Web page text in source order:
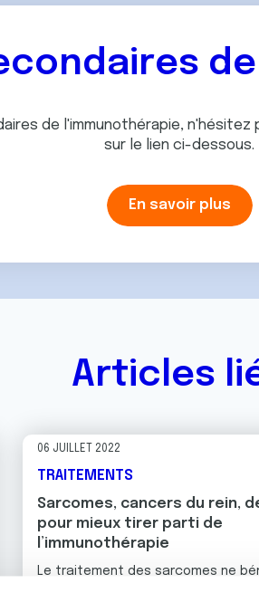
de l'immunothérapie,
sur le lien ci-dessous.
En savoir plus
Articles
06 JUILLET 2022
TRAITEMENTS
Sarcomes, cancers du rein,
pour mieux tirer parti de
l’immunothérapie
Le traitement des sarcomes ne